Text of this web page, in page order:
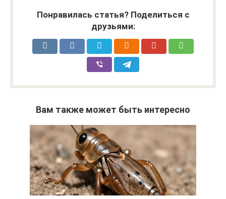
Понравилась статья? Поделиться с
друзьями:
Вам также может быть интересно